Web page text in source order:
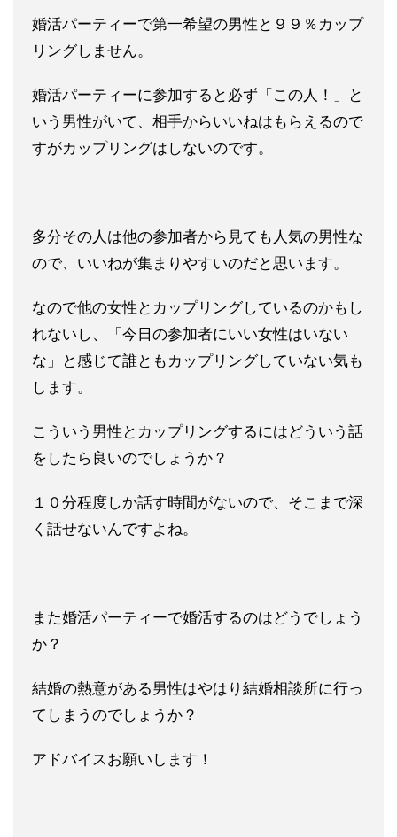
婚活パーティーで第一希望の男性と９９％カップ
リングしません。
婚活パーティーに参加すると必ず「この人！」と
いう男性がいて、 相手からいいねはもらえるので
すがカップリングはしないのです。
多分その人は他の参加者から見ても人気の男性な
ので、いいねが集まりやすいのだと思います。
なので他の女性とカップリングしているのかもし
れないし、「今日の参加者にいい女性はいない
な」と感じて誰ともカップリングしていない気も
します。
こういう男性とカップリングするにはどういう話
をしたら良いのでしょうか？
１０分程度しか話す時間がないので、そこまで深
く話せないんですよね。
また婚活パーティーで婚活するのはどうでしょう
か？
結婚の熱意がある男性はやはり結婚相談所に行っ
てしまうのでしょうか？
アドバイスお願いします！